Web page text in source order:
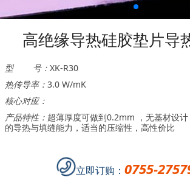
高绝缘导热硅胶垫片导
型 号： XK-R30
热传导率： 3.0 W/mK
核心对应：
产品特性： 超薄厚度可做到0.2mm ，无基材设
的导热与填缝能力，适当的压缩性，高性价比
立即订购： 0755-